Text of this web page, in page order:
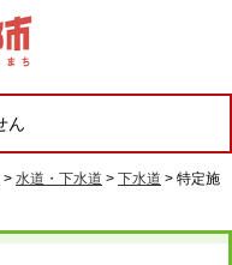
ん
> 水道・下水道 > 下水道 > 特定施